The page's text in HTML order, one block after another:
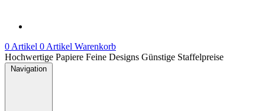
0 Artikel 0 Artikel Warenkorb
Hochwertige Papiere Feine Designs Günstige Staffelpreise
Navigation